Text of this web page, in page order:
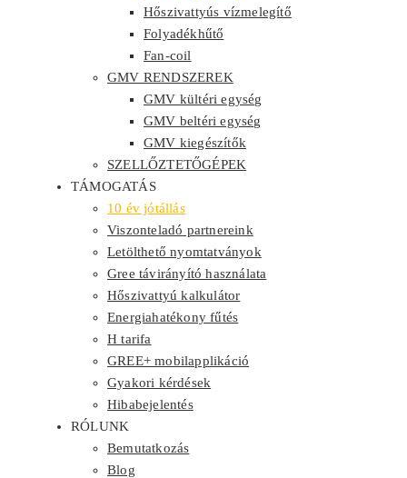
Hőszivattyús vízmelegítő
Folyadékhűtő
Fan-coil
GMV RENDSZEREK
GMV kültéri egység
GMV beltéri egység
GMV kiegészítők
SZELLŐZTETŐGÉPEK
TÁMOGATÁS
10 év jótállás
Viszonteladó partnereink
Letölthető nyomtatványok
Gree távirányító használata
Hőszivattyú kalkulátor
Energiahatékony fűtés
H tarifa
GREE+ mobilapplikáció
Gyakori kérdések
Hibabejelentés
RÓLUNK
Bemutatkozás
Blog